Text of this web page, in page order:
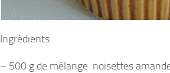
Ingrédients
– 500 g de mélange noisettes